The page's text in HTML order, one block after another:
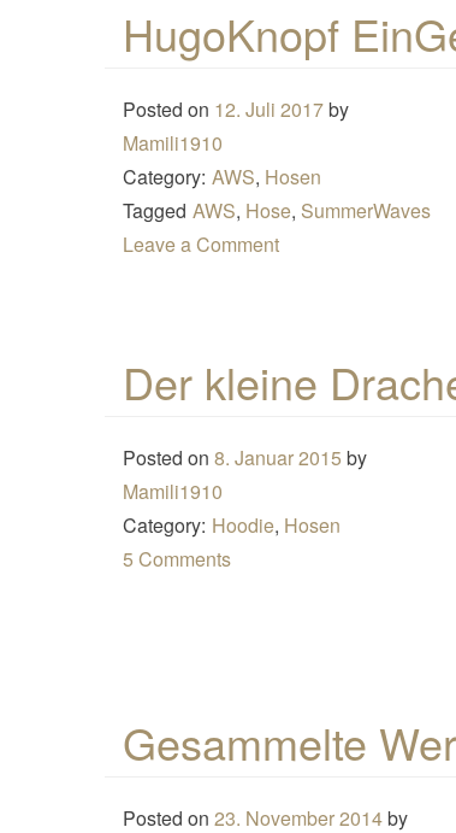
HugoKnopf
Posted on 12. Juli 2017by
Mamili1910
Category: AWS, Hosen
Tagged AWS, Hose, SummerWaves
Leave a Comment
Der kleine
Posted on 8. Januar 2015 by
Mamili1910
Category: Hoodie, Hosen
5 Comments
Gesammelte
Posted on 23. November 2014by